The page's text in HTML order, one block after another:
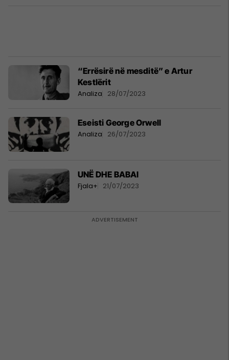
“Errësirë në mesditë” e Artur
Kestlërit
Analiza 28/07/2023
Eseisti George Orwell
Analiza 26/07/2023
UNË DHE BABAI
Fjala+ 21/07/2023